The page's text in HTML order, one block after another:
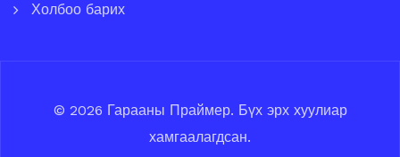
Холбоо барих
© 2026 Гарааны Праймер. Бүх эрх хуулиар
хамгаалагдсан.